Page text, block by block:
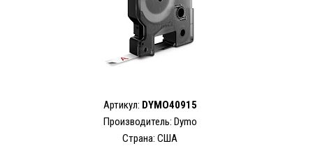
Артикул: DYMO40915
Производитель: Dymo
Страна: США